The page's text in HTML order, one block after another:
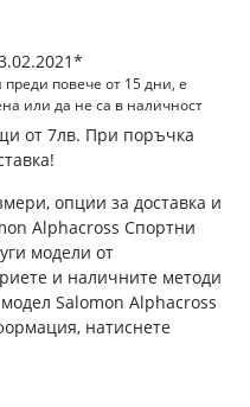
повече от 15 дни, е
или да не са в наличност
от 7лв. При поръчка
опции за доставка и
Alphacross Спортни
модели от
и наличните методи
Salomon Alphacross
натиснете